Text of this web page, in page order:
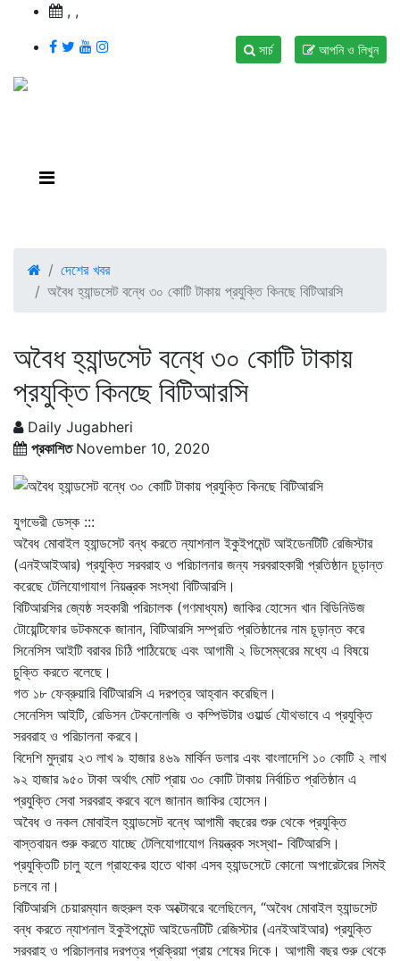
, ,
আপনি ও লিখুন
সার্চ
দেশের খবর
অবৈধ হ্যান্ডসেট বন্ধে ৩০ কোটি টাকায় প্রযুক্তি কিনছে বিটিআরসি
অবৈধ হ্যান্ডসেট বন্ধে ৩০ কোটি টাকায়
প্রযুক্তি কিনছে বিটিআরসি
Daily Jugabheri
প্রকাশিতNovember 10, 2020
যুগভেরী ডেস্ক :::
অবৈধ মোবাইল হ্যান্ডসেট বন্ধ করতে ন্যাশনাল ইকুইপমেন্ট আইডেনটিটি রেজিস্টার
(এনইআইআর) প্রযুক্তি সরবরাহ ও পরিচালনার জন্য সরবরাহকারী প্রতিষ্ঠান চূড়ান্ত
করেছে টেলিযোগাযাগ নিয়ন্ত্রক সংস্থা বিটিআরসি।
বিটিআরসির জ্যেষ্ঠ সহকারী পরিচালক (গণমাধ্যম) জাকির হোসেন খান বিডিনিউজ
টোয়েন্টিফোর ডটকমকে জানান, বিটিআরসি সম্প্রতি প্রতিষ্ঠানের নাম চূড়ান্ত করে
সিনেসিস আইটি বরাবর চিঠি পাঠিয়েছে এবং আগামী ২ ডিসেম্বরের মধ্যে এ বিষয়ে
চুক্তি করতে বলেছে।
গত ১৮ ফেব্রুয়ারি বিটিআরসি এ দরপত্র আহ্বান করেছিল।
সেনেসিস আইটি, রেডিসন টেকনোলজি ও কম্পিউটার ওয়ার্ল্ড যৌথভাবে এ প্রযুক্তি
সরবরাহ ও পরিচালনা করবে।
বিদেশি মুদ্রায় ২৩ লাখ ৯ হাজার ৪৬৯ মার্কিন ডলার এবং বাংলাদেশি ১০ কোটি ২ লাখ
৯২ হাজার ৯৫০ টাকা অর্থাৎ মোট প্রায় ৩০ কোটি টাকায় নির্বাচিত প্রতিষ্ঠান এ
প্রযুক্তি সেবা সরবরাহ করবে বলে জানান জাকির হোসেন।
অবৈধ ও নকল মোবাইল হ্যান্ডসেট বন্ধে আগামী বছরের শুরু থেকে প্রযুক্তি
বাস্তবায়ন শুরু করতে যাচ্ছে টেলিযোগাযোগ নিয়ন্ত্রক সংস্থা- বিটিআরসি।
প্রযুক্তিটি চালু হলে গ্রাহকের হাতে থাকা এসব হ্যান্ডসেটে কোনো অপারেটরের সিমই
চলবে না।
বিটিআরসি চেয়ারম্যান জহুরুল হক অক্টোবরে বলেছিলেন, “অবৈধ মোবাইল হ্যান্ডসেট
বন্ধ করতে ন্যাশনাল ইকুইপমেন্ট আইডেনটিটি রেজিস্টার (এনইআইআর) প্রযুক্তি
সরবরাহ ও পরিচালনার দরপত্র প্রক্রিয়া প্রায় শেষের দিকে। আগামী বছর শুরু থেকে